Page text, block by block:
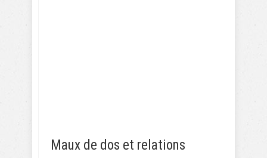
Maux de dos et relations